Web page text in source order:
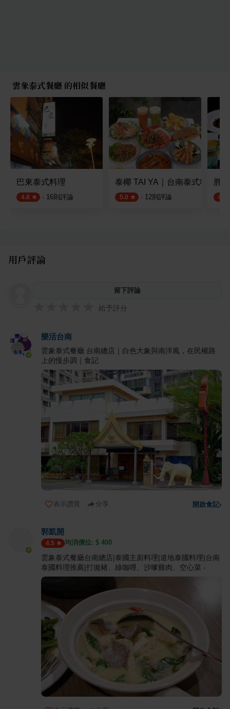
雲象泰式餐廳 的相似餐廳
巴東泰式料理
4.8 · 16則評論
泰椰 TAI YA｜台南泰式料理 樹
5.0 · 12則評論
胖
4.8
用戶評論
留下評論
給予評分
樂活台南
雲象泰式餐廳 台南總店｜白色大象與南洋風，在民權路
上的慢步調｜食記
表示讚賞 分享 開啟食記›
郭凱開
4.5 均消價位: $ 400
雲象泰式餐廳台南總店|泰國主廚料理|道地泰國料理|台南
泰國料理推薦|打拋豬、綠咖哩、沙嗲雞肉、空心菜 -